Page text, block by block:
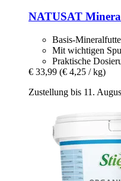
NATUSAT
Basis-
Mit wichtigen
Praktische
€ 33,99 (€ 4,25 / kg)
Zustellung bis 11.